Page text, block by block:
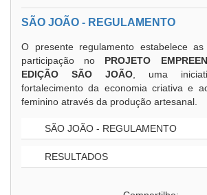
SÃO JOÃO - REGULAMENTO
O presente regulamento estabelece
participação no PROJETO
EDIÇÃO SÃO JOÃO , uma
fortalecimento da economia criativa e
feminino através da produção artesanal.
SÃO JOÃO - REGULAMENTO
RESULTADOS